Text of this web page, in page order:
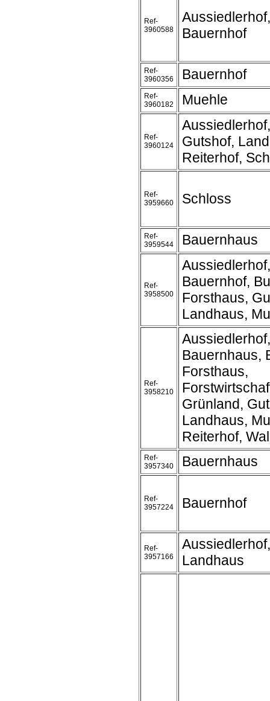
Ref-
3960588
Bauernhof
Ref-
3960356
Bauernhof
Ref-
3960182
Muehle
Ref-
3960124
Gutshof,
Reiterhof,
Ref-
3959660
Schloss
Ref-
3959544
Bauernhaus
Ref-
3958500
Bauernhof,
Forsthaus,
Landhaus,
Ref-
3958210
Bauernhaus,
Forsthaus,
Grünland,
Landhaus,
Reiterhof,
Ref-
3957340
Bauernhaus
Ref-
3957224
Bauernhof
Ref-
3957166
Landhaus